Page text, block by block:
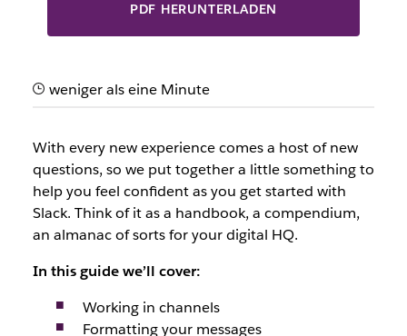
PDF HERUNTERLADEN
weniger als eine Minute
With every new experience comes a host of new
questions, so we put together a little something to
help you feel confident as you get started with
Slack. Think of it as a handbook, a compendium,
an almanac of sorts for your digital HQ.
In this guide we’ll cover:
Working in channels
Formatting your messages